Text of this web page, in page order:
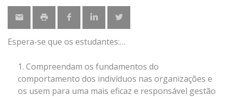
Espera-se que os estudantes:
Compreendam os fundamentos do
comportamento dos indivíduos nas organizações e
os usem para uma mais eficaz e responsável gestão